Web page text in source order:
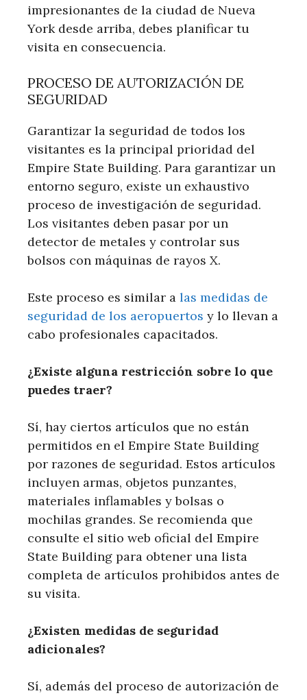
impresionantes de la ciudad de Nueva
York desde arriba, debes planificar tu
visita en consecuencia.
PROCESO DE AUTORIZACIÓN DE
SEGURIDAD
Garantizar la seguridad de todos los
visitantes es la principal prioridad del
Empire State Building. Para garantizar un
entorno seguro, existe un exhaustivo
proceso de investigación de seguridad.
Los visitantes deben pasar por un
detector de metales y controlar sus
bolsos con máquinas de rayos X.
Este proceso es similar a las medidas de
seguridad de los aeropuertos y lo llevan a
cabo profesionales capacitados.
¿Existe alguna restricción sobre lo que
puedes traer?
Sí, hay ciertos artículos que no están
permitidos en el Empire State Building
por razones de seguridad. Estos artículos
incluyen armas, objetos punzantes,
materiales inflamables y bolsas o
mochilas grandes. Se recomienda que
consulte el sitio web oficial del Empire
State Building para obtener una lista
completa de artículos prohibidos antes de
su visita.
¿Existen medidas de seguridad
adicionales?
Sí, además del proceso de autorización de